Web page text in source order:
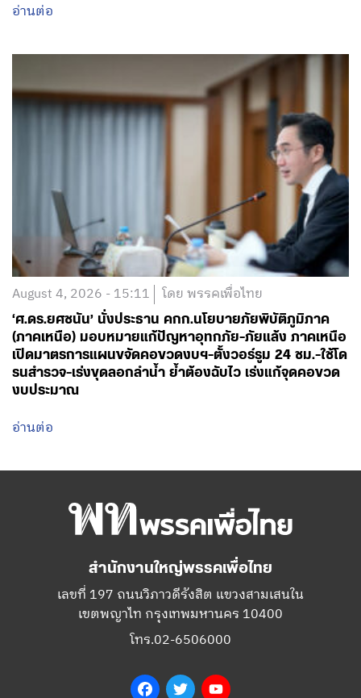
อ่านต่อ
August 4, 2026 - 15:11 โดย พรรคเพื่อไทย
‘ศ.ดร.ยศชนัน’ นั่งประธาน คกก.นโยบายภัยพิบัติภูมิภาค
(ภาคเหนือ) มอบหมายแก้ปัญหาอุทกภัย-ภัยแล้ง ภาคเหนือ
เปิดมาตรการแผนขจัดคอขวดงบฯ-ตั้งวอร์รูม 24 ชม.-ใช้โด
รนสำรวจ-เร่งขุดลอกลำน้ำ ย้ำต้องฉับไว เร่งแก้จุดคอขวด
งบประมาณ
อ่านต่อ
สำนักงานใหญ่พรรคเพื่อไทย
เลขที่ 197 ถนนวิภาวดีรังสิต แขวงสามเสนใน
เขตพญาไท กรุงเทพมหานคร 10400
โทร.02-6506000
FacebookTwitter